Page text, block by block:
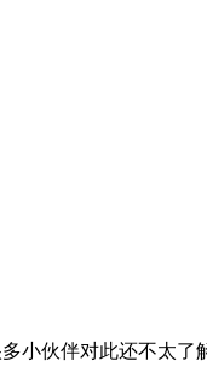
伙伴对此还不太